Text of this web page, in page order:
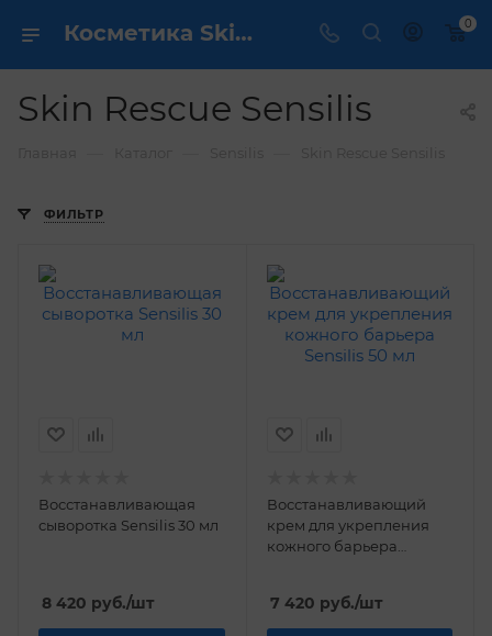
Косметика Skin Rescue Sensilis - купить в интернет магазине ✔️ по выгодной цене 0
Skin Rescue Sensilis
ФИЛЬТР
Восстанавливающая
сыворотка Sensilis 30 мл
8 420 руб./шт
Восстанавливающий
крем для укрепления
кожного барьера
7 420 руб./шт